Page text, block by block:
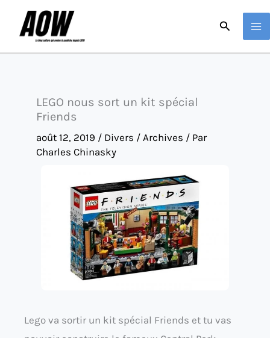
LEGO nous sort un kit spécial
Friends
août 12, 2019 / Divers / Archives / Par
Charles Chinasky
Lego va sortir un kit spécial Friends et tu vas